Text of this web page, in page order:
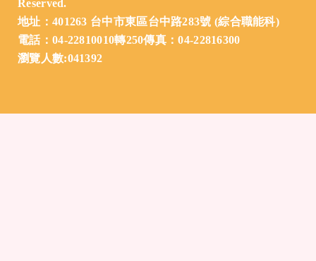
Reserved.
地址：401263 台中市東區台中路283號 (綜合職能科)
電話：04-22810010轉250傳真：04-22816300
瀏覽人數:041392